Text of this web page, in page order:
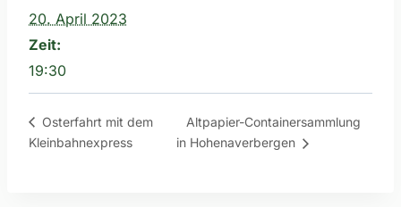
20. April 2023
Zeit:
19:30
Osterfahrt mit dem
Kleinbahnexpress
Altpapier-Containersammlung
in Hohenaverbergen